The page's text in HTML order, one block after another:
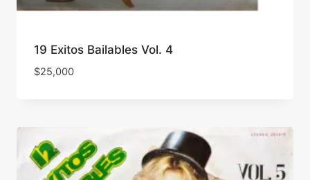
19 Exitos Bailables Vol. 4
$25,000